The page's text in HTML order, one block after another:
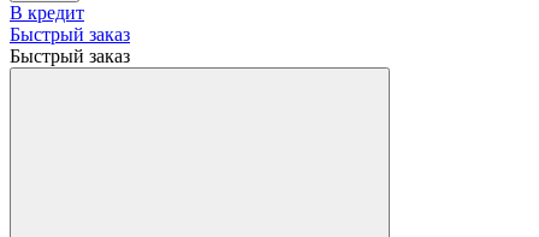
В кредит
Быстрый заказ
Быстрый заказ